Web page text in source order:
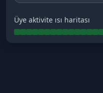
Üye aktivite ısı haritası